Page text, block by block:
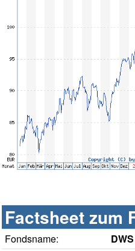
Factsheet zum
Fondsname: